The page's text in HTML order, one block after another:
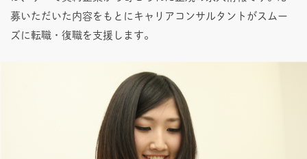
募いただいた内容をもとにキャリアコンサルタントがスムー
ズに転職・復職を支援します。